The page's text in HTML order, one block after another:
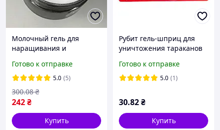
Молочный гель для
наращивания и
Nails №07 30г
Готово к отправке
5.0 (5)
242₴
300.08 ₴
Купить
Рубит гель-шприц для
уничтожения тараканов
Готово к отправке
5.0 (1)
30.82₴
Купить